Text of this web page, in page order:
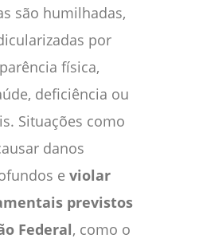
são humilhadas,
por
física,
deficiência ou
Situações como
danos
e violar
previstos
Federal, como o